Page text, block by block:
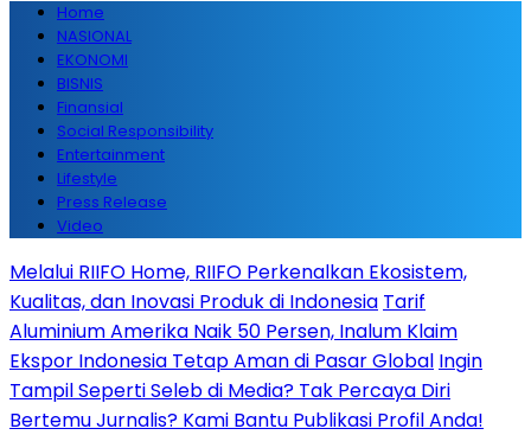
Home
NASIONAL
EKONOMI
BISNIS
Finansial
Social Responsibility
Entertainment
Lifestyle
Press Release
Video
Melalui RIIFO Home, RIIFO Perkenalkan Ekosistem,
Kualitas, dan Inovasi Produk di Indonesia Tarif
Aluminium Amerika Naik 50 Persen, Inalum Klaim
Ekspor Indonesia Tetap Aman di Pasar Global Ingin
Tampil Seperti Seleb di Media? Tak Percaya Diri
Bertemu Jurnalis? Kami Bantu Publikasi Profil Anda!